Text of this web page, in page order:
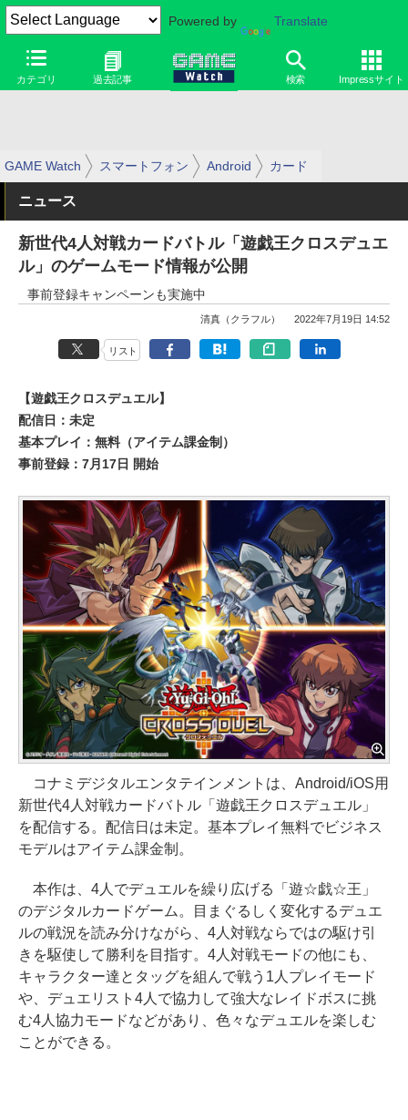
Powered by Translate
カテゴリ 過去記事 検索 Impressサイト
GAME Watch スマートフォン Android カード
ニュース
新世代4人対戦カードバトル「遊戯王クロスデュエ
ル」のゲームモード情報が公開
事前登録キャンペーンも実施中
清真（クラフル） 2022年7月19日 14:52
リスト
【遊戯王クロスデュエル】
配信日：未定
基本プレイ：無料（アイテム課金制）
事前登録：7月17日 開始
コナミデジタルエンタテインメントは、Android/iOS用
新世代4人対戦カードバトル「遊戯王クロスデュエル」
を配信する。配信日は未定。基本プレイ無料でビジネス
モデルはアイテム課金制。
本作は、4人でデュエルを繰り広げる「遊☆戯☆王」
のデジタルカードゲーム。目まぐるしく変化するデュエ
ルの戦況を読み分けながら、4人対戦ならではの駆け引
きを駆使して勝利を目指す。4人対戦モードの他にも、
キャラクター達とタッグを組んで戦う1人プレイモード
や、デュエリスト4人で協力して強大なレイドボスに挑
む4人協力モードなどがあり、色々なデュエルを楽しむ
ことができる。